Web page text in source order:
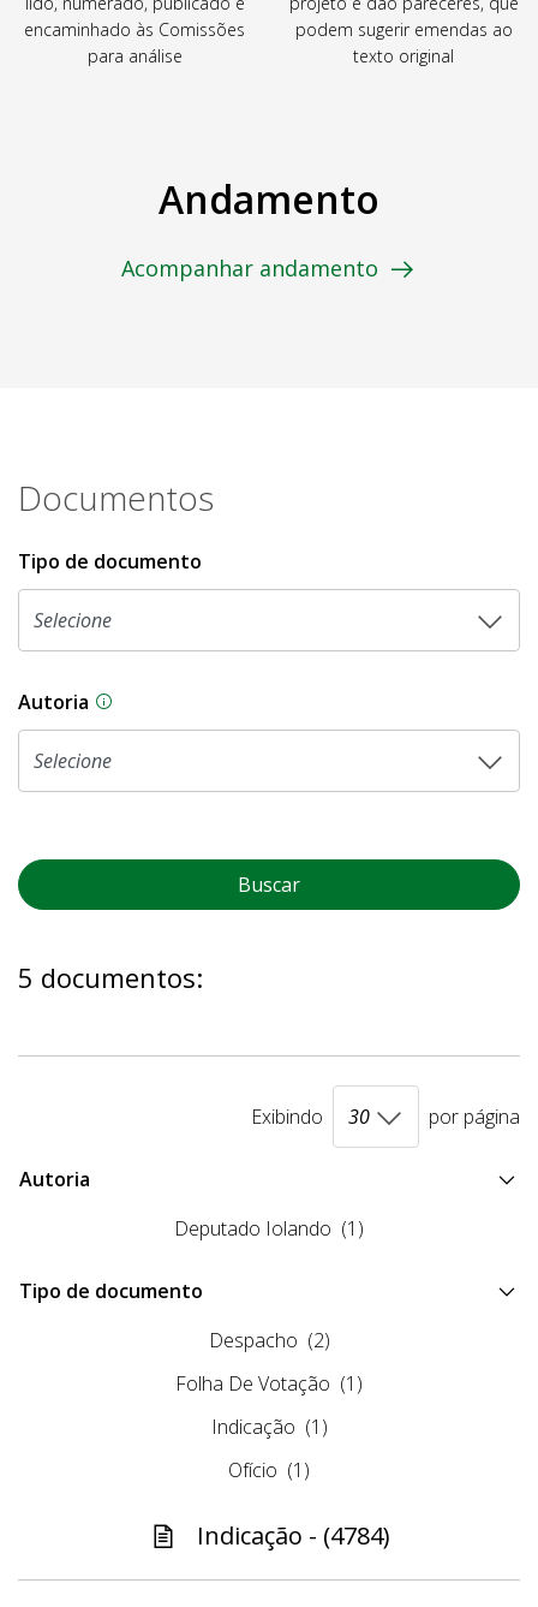
encaminhado às Comissões
para análise
podem sugerir emendas ao
texto original
Andamento
Acompanhar andamento
Documentos
Tipo de documento
Autoria As proposições legislativas na CLDF podem
Buscar
5 documentos:
Exibindo por página
Autoria
Deputado Iolando (1)
Tipo de documento
Despacho (2)
Folha De Votação (1)
Indicação (1)
Ofício (1)
Indicação - (4784)